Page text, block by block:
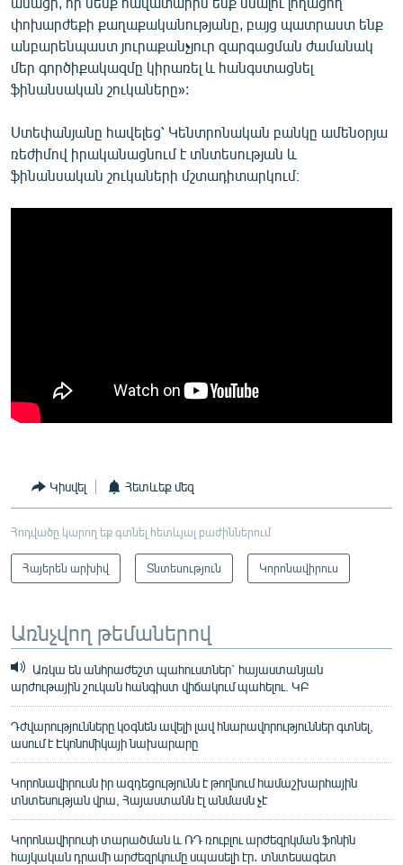
փոխարժեքի քաղաքականությանը, բայց պատրաստ ենք
անբարենպաստ յուրաքանչյուր զարգացման ժամանակ
մեր գործիքակազմը կիրառել և հանգստացնել
ֆինանսական շուկաները»:
Ստեփանյանը հավելեց՝ Կենտրոնական բանկը ամենօրյա
ռեժիմով իրականացնում է տնտեսության և
ֆինանսական շուկաների մշտադիտարկում։
Կիսվել Հետևեք մեզ
Հոդվածը կարող եք գտնել հետևյալ բաժիններում
Հայերեն արխիվ Տնտեսություն Կորոնավիրուս
Առնչվող թեմաներով
Առկա են անհրաժեշտ պահուստներ` հայաստանյան
արժութային շուկան հանգիստ վիճակում պահելու. ԿԲ
Դժվարությունները կօգնեն ավելի լավ հնարավորություններ գտնել,
ասում է Էկոնոմիկայի նախարարը
Կորոնավիրուսն իր ազդեցությունն է թողնում համաշխարհային
տնտեսության վրա, Հայաստանն էլ անմասն չէ
Կորոնավիրուսի տարածման և ՌԴ ռուբլու արժեզրկման ֆոնին
հայկական դրամի արժեզրկումը սպասելի էր․ տնտեսագետ